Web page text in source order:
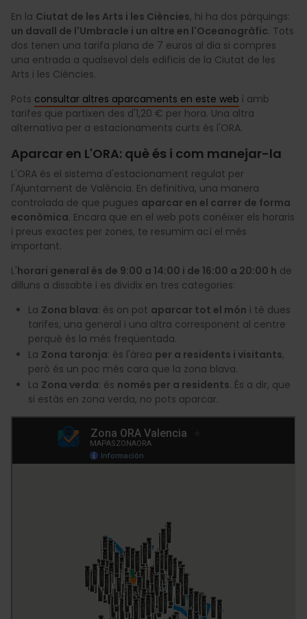
En la Ciutat de les Arts i les Ciències, hi ha dos pàrquings:
un davall de l'Umbracle i un altre en l'Oceanogràfic. Tots
dos tenen una tarifa plana de 7 euros al dia si compres
una entrada a qualsevol dels edificis de la Ciutat de les
Arts i les Ciències.
Pots consultar altres aparcaments en este web i amb
tarifes que partixen des d'1,20 € per hora. Una altra
alternativa per a estacionaments curts és l'ORA.
Aparcar en L'ORA: què és i com manejar-la
L'ORA és el sistema d'estacionament regulat per
l'Ajuntament de València. En definitiva, una manera
controlada de que pugues aparcar en el carrer de forma
econòmica. Encara que en el web pots conéixer els horaris
i preus exactes per zones, te resumim ací el més
important.
L'horari general és de 9:00 a 14:00 i de 16:00 a 20:00 h de
dilluns a dissabte i es dividix en tres categories:
La Zona blava: és on pot aparcar tot el món i té dues
tarifes, una general i una altra corresponent al centre
perquè és la més freqüentada.
La Zona taronja: és l'àrea per a residents i visitants,
però és un poc més cara que la zona blava.
La Zona verda: és només per a residents. És a dir, que
si estàs en zona verda, no pots aparcar.